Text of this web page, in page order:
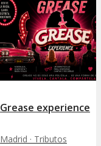
Grease experience
Madrid · Tributos